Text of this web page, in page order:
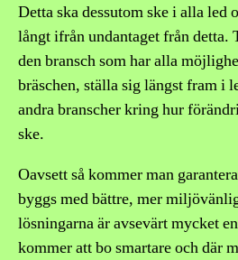
Detta ska dessutom ske i alla led
långt ifrån undantaget från
den bransch som har alla
bräschen, ställa sig längst fram i
andra branscher kring hur
ske.
Oavsett så kommer man
byggs med bättre, mer
lösningarna är avsevärt mycket
kommer att bo smartare och där